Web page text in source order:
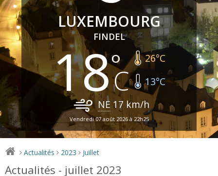
LUXEMBOURG
FINDEL
18 26°C
13°C
NE 17 km/h
Vendredi 07 août 2026 à 22h25
> Actualités > 2023 > Juillet
Actualités - juillet 2023